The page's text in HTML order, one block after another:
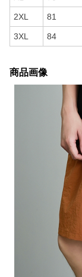
2XL 81
3XL 84
商品画像